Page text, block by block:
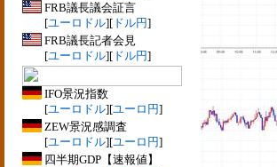
FRB議長議会証言
[ユーロドル][ ドル円]
FRB議長記者会見
[ユーロドル][ ドル円]
IFO景況指数
[ユーロドル][ユーロ円]
ZEW景況感調査
[ユーロドル][ユーロ円]
四半期GDP【速報値】